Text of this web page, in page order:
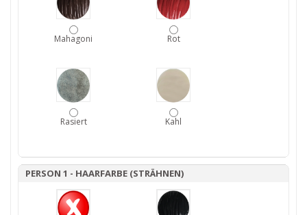
Mahagoni Rot
Rasiert Kahl
PERSON 1 - HAARFARBE (STRÄHNEN)